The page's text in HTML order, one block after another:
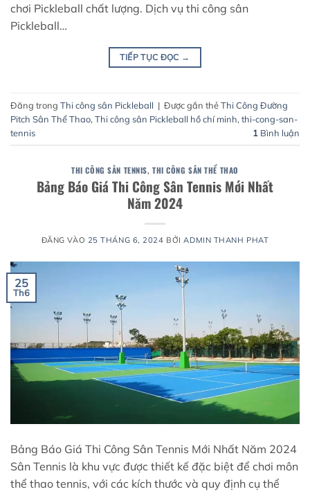
chơi Pickleball chất lượng. Dịch vụ thi công sân
Pickleball…
TIẾP TỤC ĐỌC →
Đăng trong Thi công sân Pickleball | Được gắn thẻThi Công Đường
Pitch Sân Thể Thao, Thi công sân Pickleball hồ chí minh, thi-cong-san-
tennis
1 Bình luận
THI CÔNG SÂN TENNIS, THI CÔNG SÂN THỂ THAO
Bảng Báo Giá Thi Công Sân Tennis Mới Nhất
Năm 2024
ĐĂNG VÀO 25 THÁNG 6, 2024 BỞIADMIN THANH PHAT
25
Th6
Bảng Báo Giá Thi Công Sân Tennis Mới Nhất Năm 2024
Sân Tennis là khu vực được thiết kế đặc biệt để chơi môn
thể thao tennis, với các kích thước và quy định cụ thể